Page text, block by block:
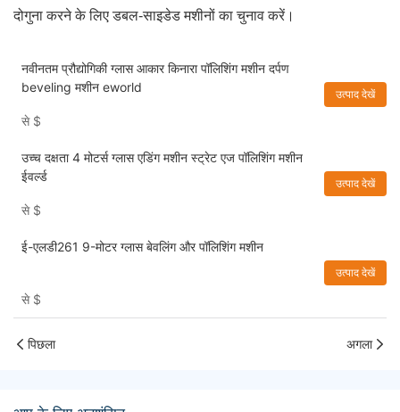
दोगुना करने के लिए डबल-साइडेड मशीनों का चुनाव करें।
नवीनतम प्रौद्योगिकी ग्लास आकार किनारा पॉलिशिंग मशीन दर्पण
beveling मशीन eworld
से $
उत्पाद देखें
उच्च दक्षता 4 मोटर्स ग्लास एडिंग मशीन स्ट्रेट एज पॉलिशिंग मशीन
ईवर्ल्ड
से $
उत्पाद देखें
ई-एलडी261 9-मोटर ग्लास बेवलिंग और पॉलिशिंग मशीन
से $
उत्पाद देखें
पिछला अगला